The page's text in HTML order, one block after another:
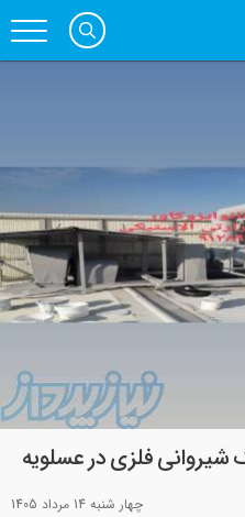
شیروانی فلزی در عسلویه
چهار شنبه 14 مرداد 1405